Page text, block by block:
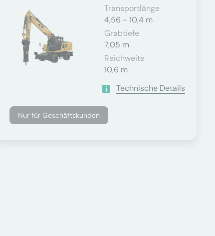
Transportlänge
4,56 - 10,4 m
Grabtiefe
7,05 m
Reichweite
10,6 m
Technische Details
Nur für Geschäftskunden